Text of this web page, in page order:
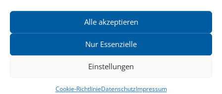
Alle akzeptieren
Nur Essenzielle
Einstellungen
Cookie-RichtlinieDatenschutzImpressum
08. April 2013
09:05 Uhr